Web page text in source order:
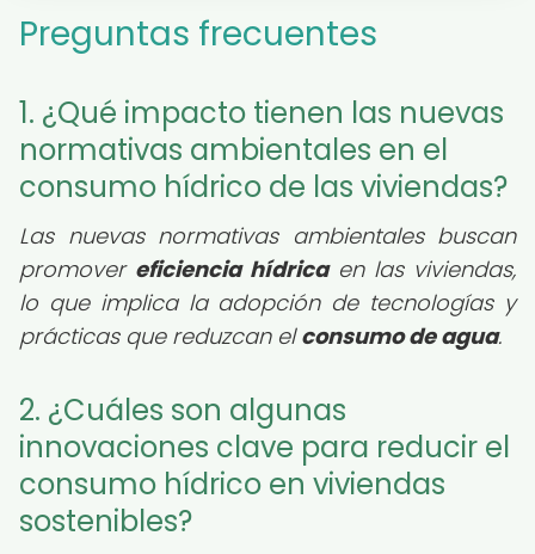
Preguntas frecuentes
1. ¿Qué impacto tienen las nuevas
normativas ambientales en el
consumo hídrico de las viviendas?
Las nuevas normativas ambientales buscan
promover eficiencia hídricaen las viviendas,
lo que implica la adopción de tecnologías y
prácticas que reduzcan elconsumo de agua.
2. ¿Cuáles son algunas
innovaciones clave para reducir el
consumo hídrico en viviendas
sostenibles?